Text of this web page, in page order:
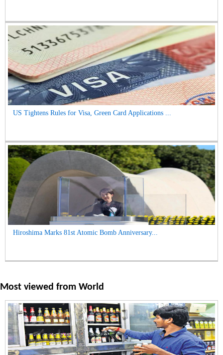
US Tightens Rules for Visa, Green Card Applications ...
Hiroshima Marks 81st Atomic Bomb Anniversary...
Most viewed from World